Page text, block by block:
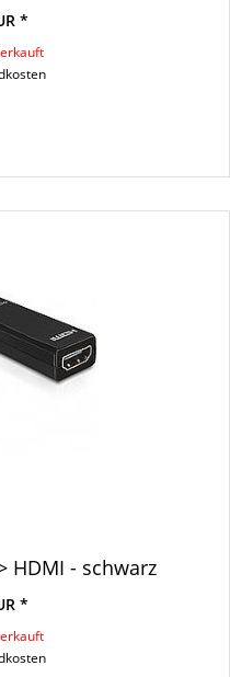
*
HDMI - schwarz
*